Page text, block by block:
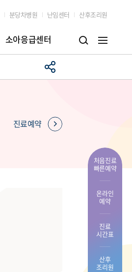
분당차병원 난임센터 산후조리원
소아응급센터
처음진료
빠른예약
온라인
예약
진료
시간표
산후
조리원
진료예약